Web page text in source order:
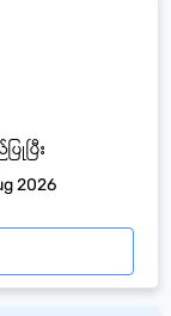
ပြီး
2026